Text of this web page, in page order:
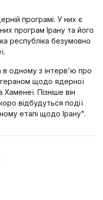
програмі. У них є
програм Ірану та його
республіка безумовно
одному з інтерв'ю про
щодо ядерної
Пізніше він
відбудуться події
етапі щодо Ірану".